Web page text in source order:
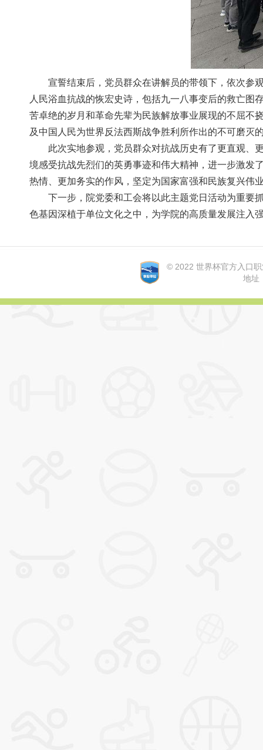
宣誓结束后，党员群众在讲解员的带领下，依次参
人民浴血抗战的恢宏史诗，包括九一八事变后的救亡
苦卓绝的岁月和革命先辈为民族解放事业展现的不屈不
及中国人民为世界反法西斯战争胜利所作出的不可磨灭的
此次实地参观，党员群众对抗战历史有了更直观、
境感受抗战先烈们的英勇事迹和伟大精神，进一步激发了
热情、更加务实的作风，坚定为国家富强和民族复兴伟业
下一步，院党委和工会将以此主题党日活动为重要
色基因深植于单位文化之中，为学院的高质量发展注入
© 2022 世界杯官方入口
地址